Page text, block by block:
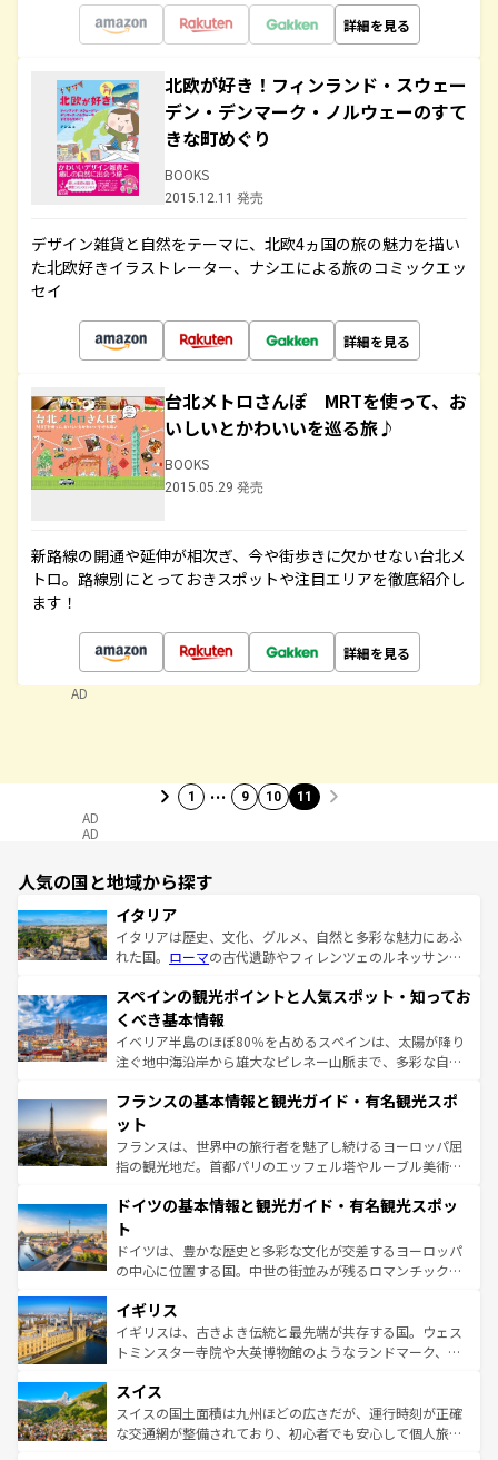
詳細を見る
北欧が好き！フィンランド・スウェー
デン・デンマーク・ノルウェーのすて
きな町めぐり
BOOKS
2015.12.11 発売
デザイン雑貨と自然をテーマに、北欧4ヵ国の旅の魅力を描い
た北欧好きイラストレーター、ナシエによる旅のコミックエッ
セイ
詳細を見る
台北メトロさんぽ MRTを使って、お
いしいとかわいいを巡る旅♪
BOOKS
2015.05.29 発売
新路線の開通や延伸が相次ぎ、今や街歩きに欠かせない台北メ
トロ。路線別にとっておきスポットや注目エリアを徹底紹介し
ます！
詳細を見る
AD
1 … 9 10 11
AD
AD
人気の国と地域から探す
イタリア
イタリアは歴史、文化、グルメ、自然と多彩な魅力にあふ
れた国。 ローマの古代遺跡やフィレンツェのルネッサンス
ろん、トスカーナの美しい田園風景やアマルフィ海岸の絶
景など、自然景観も見逃せない。観光の合間には、本場の
ピザやパスタなど、絶品のイタリア料理を堪能することも
できる。朝目覚めてから夜眠るまで、すべての瞬間を楽し
なお、新着のイタリア情報はコンテンツ一覧を参照してほ
しい。
スペインの観光ポイントと人気スポット・知ってお
くべき基本情報
イベリア半島のほぼ80％を占めるスペインは、太陽が降り
注ぐ地中海沿岸から雄大なピレネー山脈まで、多彩な自然
文化が根付くこの国では、情熱的なフラメンコ、熱気あふ
れる闘牛、そして美味しいタパスが生活の一部となってい
る。首都マドリードの洗練された雰囲気や、バルセロナの
アートに溢れた街角から、地方では古代ローマ遺跡や中世
せる。地方によって風土や気候が異なるスペインはその個
ンテンツ一覧 を参照してほしい。
フランスの基本情報と観光ガイド・有名観光スポ
ット
フランスは、世界中の旅行者を魅了し続けるヨーロッパ屈
指の観光地だ。首都パリのエッフェル塔やルーブル美術館
で、幅広い魅力が詰まっている。華麗な宮殿、歴史的な大
聖堂、美しいビーチ、そして豊かな自然が、訪れる者を心
から魅了する。また、フランスは美食の国としても知ら
れ、フランス料理はユネスコ無形文化遺産にも登録されて
香り高いラベンダー畑など、多彩な楽しみ方が可能だ。さ
らに、パリ以外の地域にも魅力が溢れており、どの街角に
も豊かな歴史と文化が息づいている。パリ以外の個性あふ
を参照してほしい。
ドイツの基本情報と観光ガイド・有名観光スポッ
ト
ドイツは、豊かな歴史と多彩な文化が交差するヨーロッパ
の中心に位置する国。中世の街並みが残るロマンチック街
顔を持つこの国は、どこを歩いても飽きることがない。ベ
ルリンの文化的活気、バイエルン州のアルプスの絶景、そ
してライン川沿いのワイン畑といった風景は必見。ビール
は、お酒好きな人にはぜひ体験してほしい。 なお、新着の
ドイツ情報はコンテンツ一覧を参照してほしい。
イギリス
イギリスは、古きよき伝統と最先端が共存する国。ウェス
トミンスター寺院や大英博物館のようなランドマーク、歴
リアごとに異なる魅力がある。また、優雅なアフタヌーン
ティー、ビール好きにはたまらない英国パブ、サッカー観
戦など、本場だからこそできる体験も豊富。イギリスを旅
スイス
スイスの国土面積は九州ほどの広さだが、運行時刻が正確
な交通網が整備されており、初心者でも安心して個人旅行